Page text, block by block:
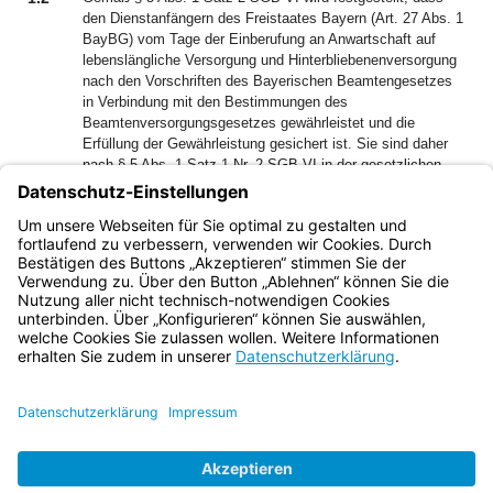
den Dienstanfängern des Freistaates Bayern (Art. 27 Abs. 1
BayBG) vom Tage der Einberufung an Anwartschaft auf
lebenslängliche Versorgung und Hinterbliebenenversorgung
nach den Vorschriften des Bayerischen Beamtengesetzes
in Verbindung mit den Bestimmungen des
Beamtenversorgungsgesetzes gewährleistet und die
Erfüllung der Gewährleistung gesichert ist. Sie sind daher
nach § 5 Abs. 1 Satz 1 Nr. 2 SGB VI in der gesetzlichen
Rentenversicherung versicherungsfrei. Ihre dienstrechtliche
Stellung wird hierdurch nicht berührt.
Bayern.de
BayernPortal
Impressum